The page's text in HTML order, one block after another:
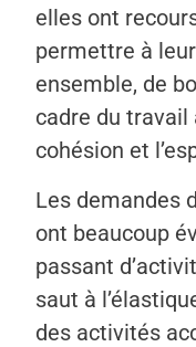
elles ont
permettre à
ensemble, de
cadre du travail
cohésion et
Les demandes
ont beaucoup
passant
saut à
des activités